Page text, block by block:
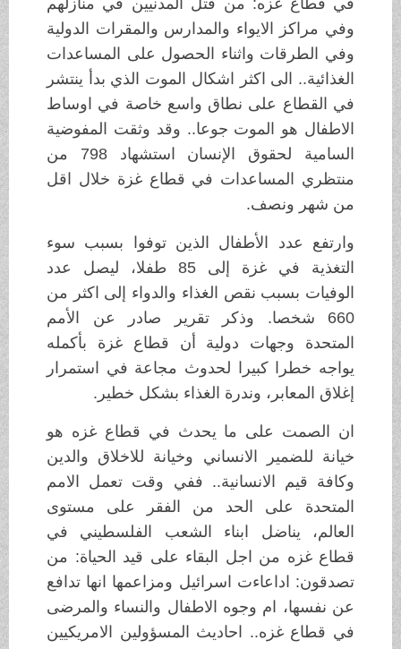
وفي مراكز الايواء والمدارس والمقرات الدولية
وفي الطرقات واثناء الحصول على المساعدات
الغذائية.. الى اكثر اشكال الموت الذي بدأ ينتشر
في القطاع على نطاق واسع خاصة في اوساط
الاطفال هو الموت جوعا.. وقد وثقت المفوضية
السامية لحقوق الإنسان استشهاد 798 من
منتظري المساعدات في قطاع غزة خلال اقل
من شهر ونصف.
وارتفع عدد الأطفال الذين توفوا بسبب سوء
التغذية في غزة إلى 85 طفلا، ليصل عدد
الوفيات بسبب نقص الغذاء والدواء إلى اكثر من
660 شخصا. وذكر تقرير صادر عن الأمم
المتحدة وجهات دولية أن قطاع غزة بأكمله
يواجه خطرا كبيرا لحدوث مجاعة في استمرار
إغلاق المعابر، وندرة الغذاء بشكل خطير.
ان الصمت على ما يحدث في قطاع غزه هو
خيانة للضمير الانساني وخيانة للاخلاق والدين
وكافة قيم الانسانية.. ففي وقت تعمل الامم
المتحدة على الحد من الفقر على مستوى
العالم، يناضل ابناء الشعب الفلسطيني في
قطاع غزه من اجل البقاء على قيد الحياة: من
تصدقون: اداعاءت اسرائيل ومزاعمها انها تدافع
عن نفسها، ام وجوه الاطفال والنساء والمرضى
في قطاع غزه.. احاديث المسؤولين الامريكيين